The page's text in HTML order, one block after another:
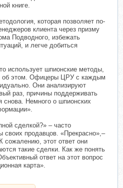
книге.
которая позволяет по-
клиента через призму
Подводного, избежать
и легче добиться
использует шпионские методы,
об этом. Офицеры ЦРУ с каждым
Они анализируют
раз, причины поддерживать
снова. Немного о шпионских
сделкой?» – часто
продавцов. «Прекрасно»,–
сожалению, этот ответ они
такие сделки. Как же понять
ответ на этот вопрос
карта».